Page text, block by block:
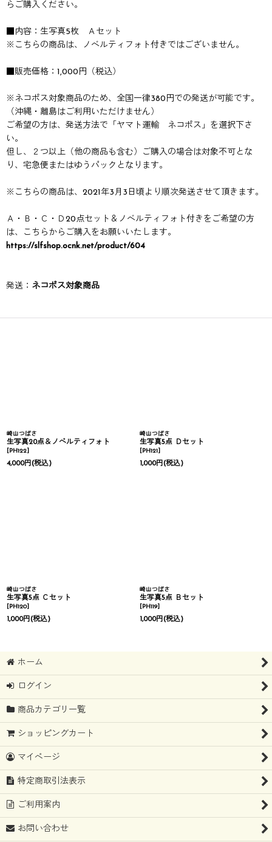
らご購入ください。
■内容：生写真5枚 Ａセット
※こちらの商品は、ノベルティフォト付きではございません。
■販売価格：1,000円（税込）
※ネコポス対象商品のため、全国一律380円での発送が可能です。
（沖縄・離島はご利用いただけません）
ご希望の方は、発送方法で「ヤマト運輸 ネコポス」を選択下さ
い。
但し、２つ以上（他の商品も含む）ご購入の場合は対象不可とな
り、宅急便またはゆうパックとなります。
※こちらの商品は、2021年3月3日頃より順次発送させて頂きます。
Ａ・Ｂ・Ｃ・Ｄ20点セット＆ノベルティフォト付きをご希望の方
は、こちらからご購入をお願いいたします。
https://slfshop.ocnk.net/product/604
発送： ネコポス対象商品
崎山つばさ
生写真20点＆ノベルティフォト
[PH122]
4,000円(税込)
崎山つばさ
生写真5点 Ｄセット
[PH121]
1,000円(税込)
崎山つばさ
生写真5点 Ｃセット
[PH120]
1,000円(税込)
崎山つばさ
生写真5点 Ｂセット
[PH119]
1,000円(税込)
ホーム
ログイン
商品カテゴリ一覧
ショッピングカート
マイページ
特定商取引法表示
ご利用案内
お問い合わせ